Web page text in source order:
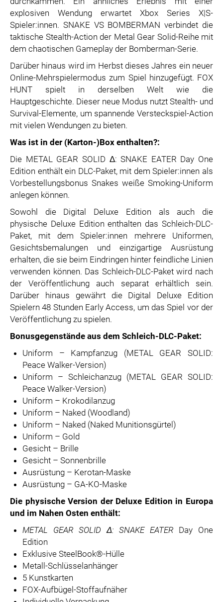
explosiven Wendung erwartet Xbox Series X|S-
Spieler:innen. SNAKE VS BOMBERMAN verbindet die
taktische Stealth-Action der Metal Gear Solid-Reihe mit
dem chaotischen Gameplay der Bomberman-Serie.
Darüber hinaus wird im Herbst dieses Jahres ein neuer
Online-Mehrspielermodus zum Spiel hinzugefügt. FOX
HUNT spielt in derselben Welt wie die
Hauptgeschichte. Dieser neue Modus nutzt Stealth- und
Survival-Elemente, um spannende Versteckspiel-Action
mit vielen Wendungen zu bieten.
Was ist in der (Karton-)Box enthalten?:
Die METAL GEAR SOLID Δ: SNAKE EATER Day One
Edition enthält ein DLC-Paket, mit dem Spieler:innen als
Vorbestellungsbonus Snakes weiße Smoking-Uniform
anlegen können.
Sowohl die Digital Deluxe Edition als auch die
physische Deluxe Edition enthalten das Schleich-DLC-
Paket, mit dem Spieler:innen mehrere Uniformen,
Gesichtsbemalungen und einzigartige Ausrüstung
erhalten, die sie beim Eindringen hinter feindliche Linien
verwenden können. Das Schleich-DLC-Paket wird nach
der Veröffentlichung auch separat erhältlich sein.
Darüber hinaus gewährt die Digital Deluxe Edition
Spielern 48 Stunden Early Access, um das Spiel vor der
Veröffentlichung zu spielen.
Bonusgegenstände aus dem Schleich-DLC-Paket:
Uniform – Kampfanzug (METAL GEAR SOLID:
Peace Walker-Version)
Uniform – Schleichanzug (METAL GEAR SOLID:
Peace Walker-Version)
Uniform – Krokodilanzug
Uniform – Naked (Woodland)
Uniform – Naked (Naked Munitionsgürtel)
Uniform – Gold
Gesicht – Brille
Gesicht – Sonnenbrille
Ausrüstung – Kerotan-Maske
Ausrüstung – GA-KO-Maske
Die physische Version der Deluxe Edition in Europa
und im Nahen Osten enthält:
METAL GEAR SOLID Δ: SNAKE EATER Day One
Edition
Exklusive SteelBook®-Hülle
Metall-Schlüsselanhänger
5 Kunstkarten
FOX-Aufbügel-Stoffaufnäher